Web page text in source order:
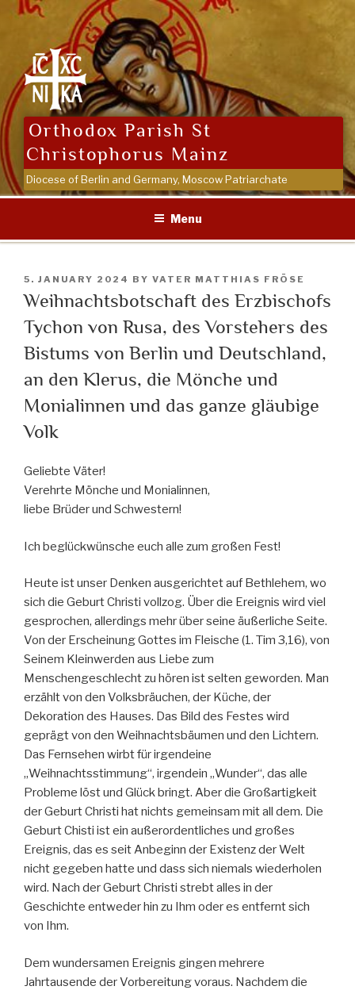
Orthodox Parish St
Christophorus Mainz
Diocese of Berlin and Germany, Moscow Patriarchate
Menu
POSTED
ON
5. JANUARY 2024 BY VATER MATTHIAS FRÖSE
Weihnachtsbotschaft des Erzbischofs
Tychon von Rusa, des Vorstehers des
Bistums von Berlin und Deutschland,
an den Klerus, die Mönche und
Monialinnen und das ganze gläubige
Volk
Geliebte Väter!
Verehrte Mönche und Monialinnen,
liebe Brüder und Schwestern!
Ich beglückwünsche euch alle zum großen Fest!
Heute ist unser Denken ausgerichtet auf Bethlehem, wo
sich die Geburt Christi vollzog. Über die Ereignis wird viel
gesprochen, allerdings mehr über seine äußerliche Seite.
Von der Erscheinung Gottes im Fleische (1. Tim 3,16), von
Seinem Kleinwerden aus Liebe zum
Menschengeschlecht zu hören ist selten geworden. Man
erzählt von den Volksbräuchen, der Küche, der
Dekoration des Hauses. Das Bild des Festes wird
geprägt von den Weihnachtsbäumen und den Lichtern.
Das Fernsehen wirbt für irgendeine
„Weihnachtsstimmung“, irgendein „Wunder“, das alle
Probleme löst und Glück bringt. Aber die Großartigkeit
der Geburt Christi hat nichts gemeinsam mit all dem. Die
Geburt Chisti ist ein außerordentliches und großes
Ereignis, das es seit Anbeginn der Existenz der Welt
nicht gegeben hatte und dass sich niemals wiederholen
wird. Nach der Geburt Christi strebt alles in der
Geschichte entweder hin zu Ihm oder es entfernt sich
von Ihm.
Dem wundersamen Ereignis gingen mehrere
Jahrtausende der Vorbereitung voraus. Nachdem die